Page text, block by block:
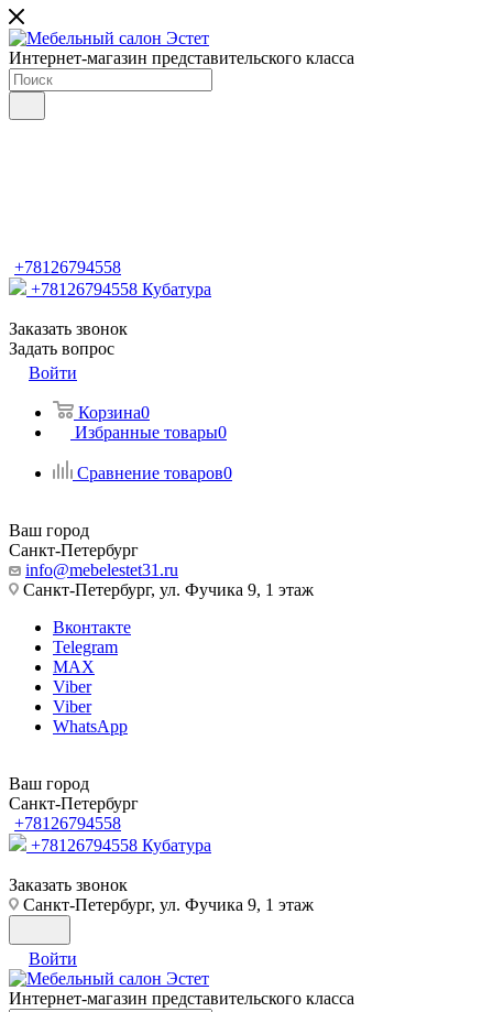
Интернет-магазин представительского класса
+78126794558
+78126794558 Кубатура
Заказать звонок
Задать вопрос
Войти
Корзина0
Избранные товары0
Сравнение товаров0
Ваш город
Санкт-Петербург
info@mebelestet31.ru
Санкт-Петербург, ул. Фучика 9, 1 этаж
Вконтакте
Telegram
MAX
Viber
Viber
WhatsApp
Ваш город
Санкт-Петербург
+78126794558
+78126794558 Кубатура
Заказать звонок
Санкт-Петербург, ул. Фучика 9, 1 этаж
Войти
Интернет-магазин представительского класса